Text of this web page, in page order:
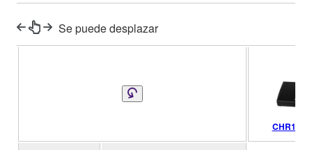
Se puede desplazar
CHR15M